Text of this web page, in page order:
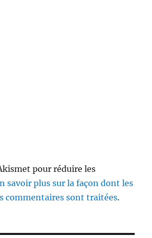
pour réduire les
savoir plus sur la façon dont les
commentaires sont traitées.